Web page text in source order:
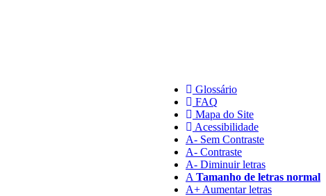
Glossário
FAQ
Mapa do Site
Acessibilidade
A- Sem Contraste
A- Contraste
A- Diminuir letras
A Tamanho de letras normal
A+ Aumentar letras